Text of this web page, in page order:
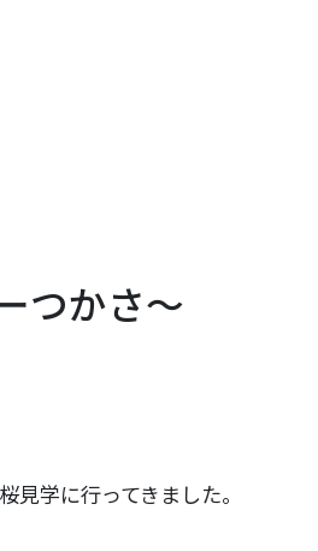
つかさ～
学に行ってきました。